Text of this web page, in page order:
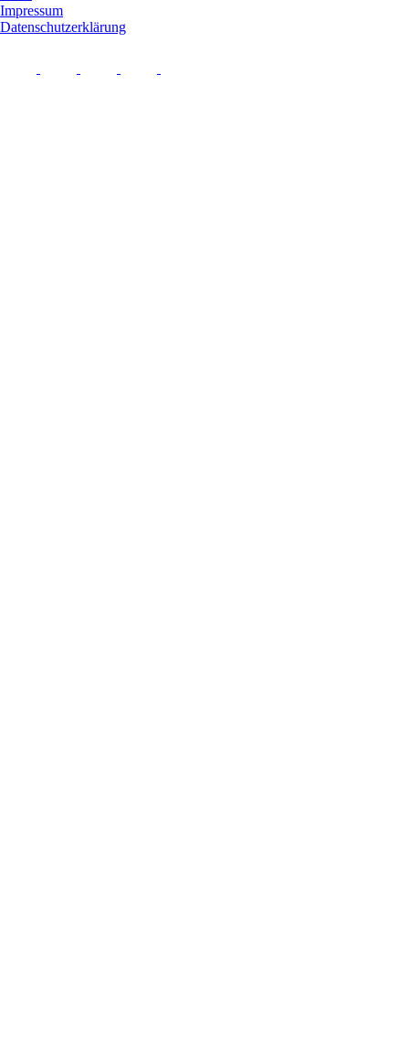
Impressum
Datenschutzerklärung